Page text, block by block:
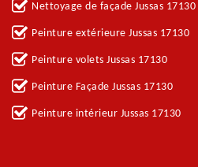
Nettoyage de façade Jussas 17130
Peinture extérieure Jussas 17130
Peinture volets Jussas 17130
Peinture Façade Jussas 17130
Peinture intérieur Jussas 17130